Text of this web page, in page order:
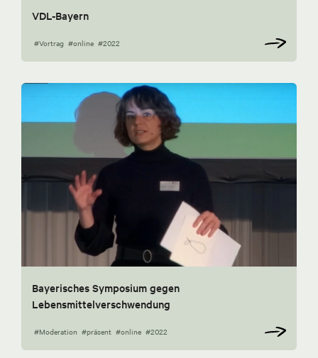
VDL-Bayern
#Vortrag #online #2022
Bayerisches Symposium gegen
Lebensmittelverschwendung
#Moderation #präsent #online #2022